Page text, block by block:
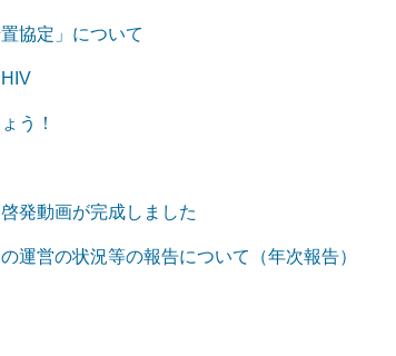
協定」について
う！
発動画が完成しました
運営の状況等の報告について（年次報告）